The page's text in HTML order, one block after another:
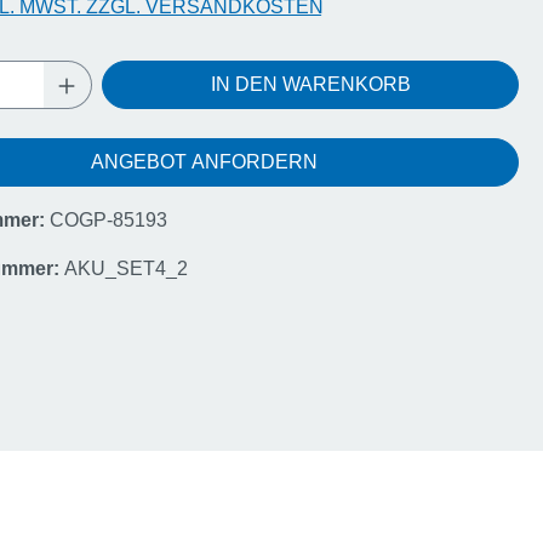
MWST. ZZGL. VERSANDKOSTEN
Gib den gewünschten Wert ein
IN DEN WARENKORB
ANGEBOT ANFORDERN
COGP-85193
AKU_SET4_2